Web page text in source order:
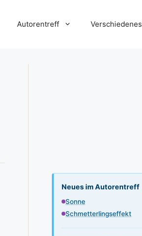
Autorentreff Verschiedenes
Neues im Autorentreff
Sonne
Schmetterlingseffekt